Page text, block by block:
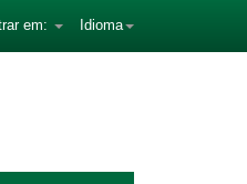
Idioma
em: